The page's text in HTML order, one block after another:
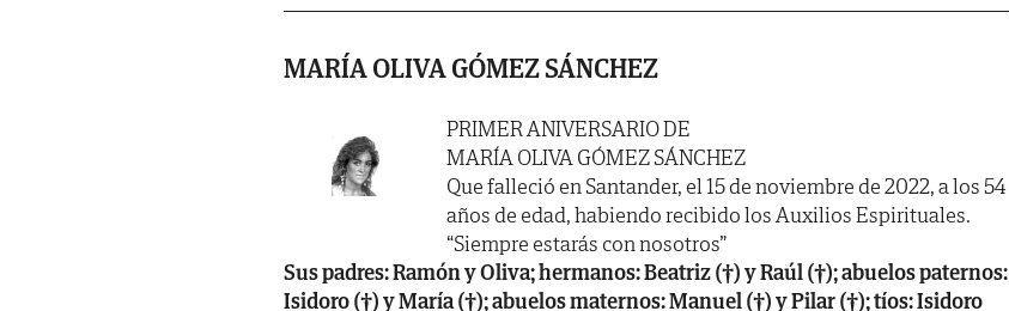
MARÍA OLIVA GÓMEZ SÁNCHEZ
PRIMER ANIVERSARIO DE
MARÍA OLIVA GÓMEZ SÁNCHEZ
Que falleció en Santander, el 15 de noviembre de 2022, a los 54
años de edad, habiendo recibido los Auxilios Espirituales.
“Siempre estarás con nosotros”
Sus padres: Ramón y Oliva; hermanos: Beatriz (†) y Raúl (†); abuelos paternos:
Isidoro (†) y María (†); abuelos maternos: Manuel (†) y Pilar (†); tíos: Isidoro